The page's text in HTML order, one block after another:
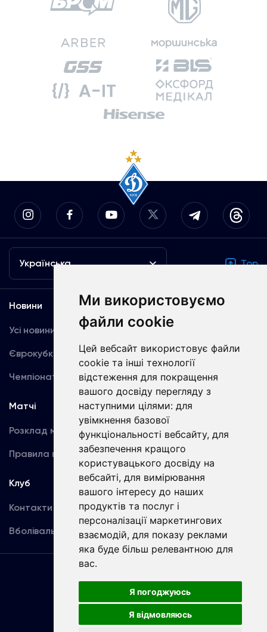
Ми використовуємо
файли cookie
Цей вебсайт використовує файли
cookie та інші технології
відстеження для покращення
вашого досвіду перегляду з
наступними цілями: для
увімкнення базової
функціональності вебсайту, для
забезпечення кращого
користувацького досвіду на
вебсайті, для вимірювання
вашого інтересу до наших
продуктів та послуг і
персоналізації маркетингових
взаємодій, для показу реклами
яка буде більш релевантною для
вас.
Я погоджуюсь
Я відмовляюсь
Українська Top
Новини
Усі новини
Єврокубки
Чемпіонат України
Медіа
Динамо TV
Фотогалерея
Акредитація
Матчі
Розклад матчів
Правила поведінки
Команда
Перша команда
U19
Клуб
Контакти
Вболівальникам
Угода
користувача
Copyright © ФК «Динамо» Київ